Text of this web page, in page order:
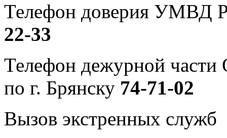
Телефон доверия УМВД
22-33
Телефон дежурной
по г. Брянску 74-71-02
Вызов экстренных служб